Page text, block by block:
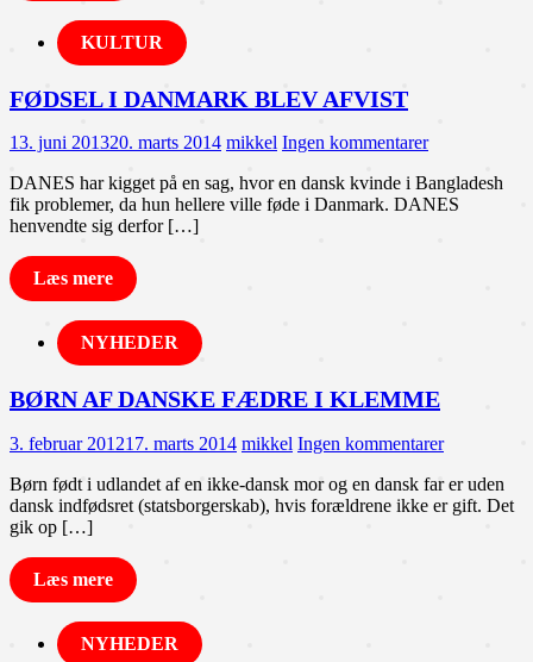
KULTUR
FØDSEL I DANMARK BLEV AFVIST
13. juni 201320. marts 2014 mikkel Ingen kommentarer
DANES har kigget på en sag, hvor en dansk kvinde i Bangladesh
fik problemer, da hun hellere ville føde i Danmark. DANES
henvendte sig derfor […]
Læs mere
NYHEDER
BØRN AF DANSKE FÆDRE I KLEMME
3. februar 201217. marts 2014 mikkel Ingen kommentarer
Børn født i udlandet af en ikke-dansk mor og en dansk far er uden
dansk indfødsret (statsborgerskab), hvis forældrene ikke er gift. Det
gik op […]
Læs mere
NYHEDER